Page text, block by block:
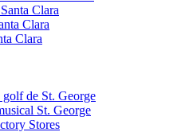
Clara
Clara
Clara
de St. George
St. George
Stores